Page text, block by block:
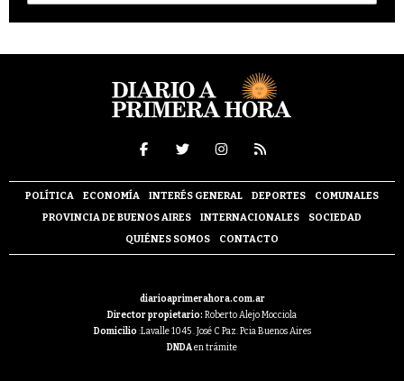
POLÍTICA ECONOMÍA INTERÉS GENERAL DEPORTES
COMUNALES
PROVINCIA DE BUENOS AIRES
INTERNACIONALES
SOCIEDAD
QUIÉNES SOMOS
CONTACTO
diarioaprimerahora.com.ar
Director propietario: Roberto Alejo Mocciola
Domicilio :Lavalle 1045 . José C Paz. Pcia Buenos Aires
DNDAen trámite